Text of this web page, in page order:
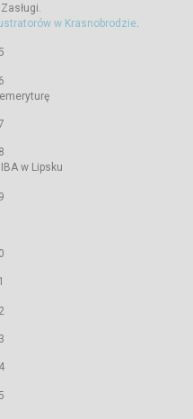
w Krasnobrodzie
w Lipsku